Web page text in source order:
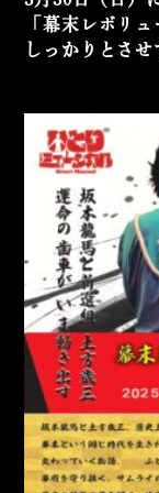
「幕末レボリ
しっかりとさせ